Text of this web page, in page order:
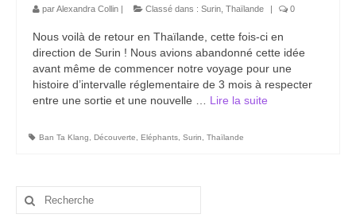
Les articles du Vietnam
Cambodge
Carte du Cambodge
Cambodge – Infos
Toutes à l’école
Les articles du Cambodge
parAlexandra Collin | Classé dans : Surin Thaïlande | 0
Nous voilà de retour en Thaïlande, cette fois-ci en
direction de Surin ! Nous avions abandonné cette idée
avant même de commencer notre voyage pour une
histoire d’intervalle réglementaire de 3 mois à respecter
entre une sortie et une nouvelle … Lire la suite­­
Ban Ta Klang Découverte Eléphants Surin Thaïlande
Rechercher